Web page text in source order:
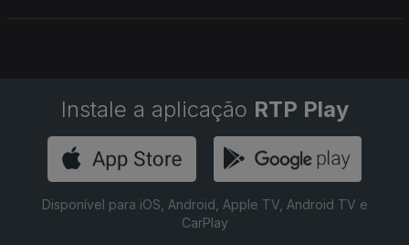
Instale a aplicação RTP Play
Disponível para iOS, Android, Apple TV, Android TV e
CarPlay